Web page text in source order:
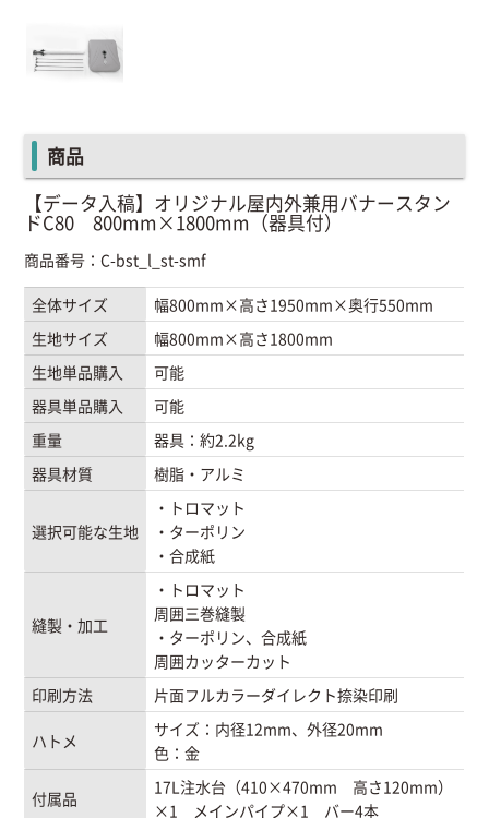
商品
【データ入稿】オリジナル屋内外兼用バナースタン
ドC80 800mm×1800mm（器具付）
商品番号：C-bst_l_st-smf
全体サイズ
幅800mm×高さ1950mm×奥行550mm
生地サイズ
幅800mm×高さ1800mm
生地単品購入
可能
器具単品購入
可能
重量
器具：約2.2kg
器具材質
樹脂・アルミ
選択可能な生地
・トロマット
・ターポリン
・合成紙
縫製・加工
・トロマット
周囲三巻縫製
・ターポリン、合成紙
周囲カッターカット
印刷方法
片面フルカラーダイレクト捺染印刷
ハトメ
サイズ：内径12mm、外径20mm
色：金
付属品
17L注水台（410×470mm 高さ120mm）
×1 メインパイプ×1 バー4本